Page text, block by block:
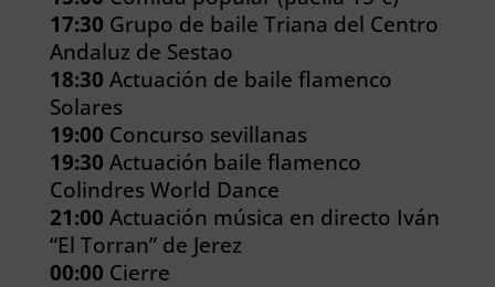
17:30 Grupo de baile Triana del Centro
Andaluz de Sestao
18:30 Actuación de baile flamenco
Solares
19:00 Concurso sevillanas
19:30 Actuación baile flamenco
Colindres World Dance
21:00 Actuación música en directo Iván
“El Torran” de Jerez
00:00 Cierre